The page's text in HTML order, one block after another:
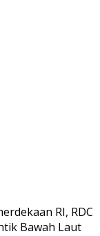
RI, RDC
Bawah Laut